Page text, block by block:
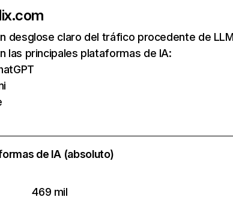
desglose claro del tráfico procedente de
las principales plataformas de IA:
de IA (absoluto)
469 mil